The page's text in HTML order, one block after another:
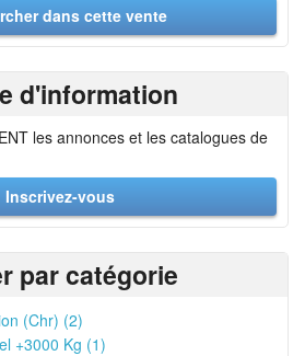
d'information
les annonces et les catalogues de
Inscrivez-vous
par catégorie
(Chr) (2)
+3000 Kg (1)